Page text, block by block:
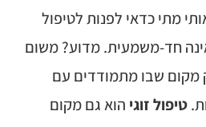
מתי כדאי לפנות לטיפול
חד-משמעית. מדוע? משום
מקום שבו מתמודדים עם
טיפול זוגי הוא גם מקום